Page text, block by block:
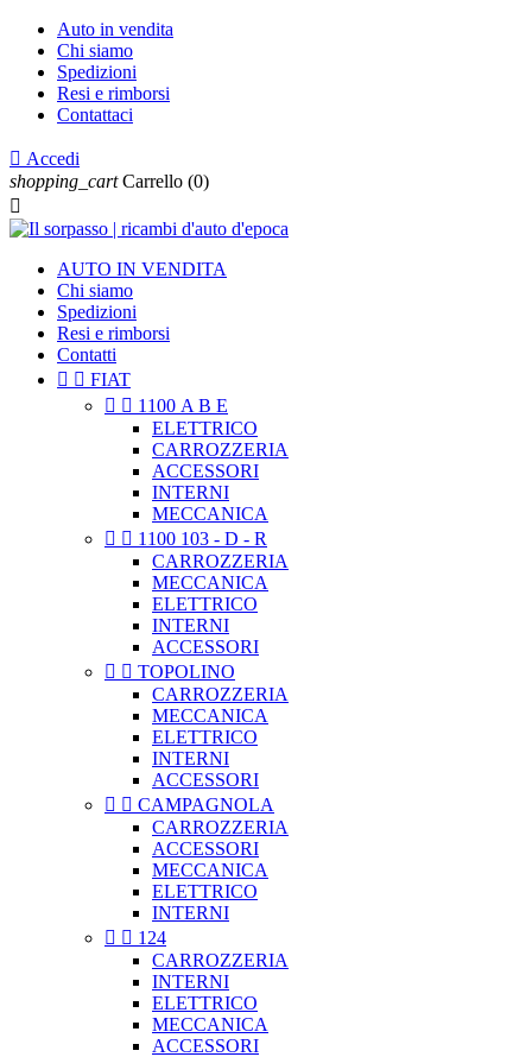
Auto in vendita
Chi siamo
Spedizioni
Resi e rimborsi
Contattaci
 Accedi
shopping_cart Carrello (0)

AUTO IN VENDITA
Chi siamo
Spedizioni
Resi e rimborsi
Contatti
  FIAT
  1100 A B E
ELETTRICO
CARROZZERIA
ACCESSORI
INTERNI
MECCANICA
  1100 103 - D - R
CARROZZERIA
MECCANICA
ELETTRICO
INTERNI
ACCESSORI
  TOPOLINO
CARROZZERIA
MECCANICA
ELETTRICO
INTERNI
ACCESSORI
  CAMPAGNOLA
CARROZZERIA
ACCESSORI
MECCANICA
ELETTRICO
INTERNI
  124
CARROZZERIA
INTERNI
ELETTRICO
MECCANICA
ACCESSORI